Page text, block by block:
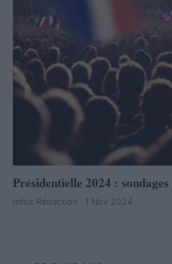
Présidentielle 2024 :
Infos Rédaction · 1 Nov 2024